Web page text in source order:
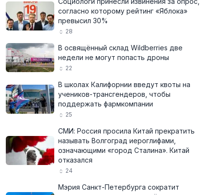
согласно которому рейтинг «Яблока»
превысил 30%
28
В освящённый склад Wildberries две
недели не могут попасть дроны
22
В школах Калифорнии введут квоты на
учеников-трансгендеров, чтобы
поддержать фармкомпании
25
СМИ: Россия просила Китай прекратить
называть Волгоград иероглифами,
означающими «город Сталина». Китай
отказался
24
Мэрия Санкт-Петербурга сократит